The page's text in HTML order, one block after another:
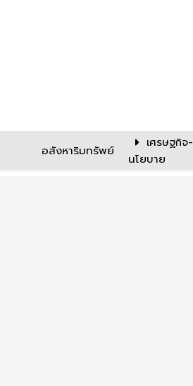
อสังหาริมทรัพย์
เศรษฐกิจ-
นโยบาย